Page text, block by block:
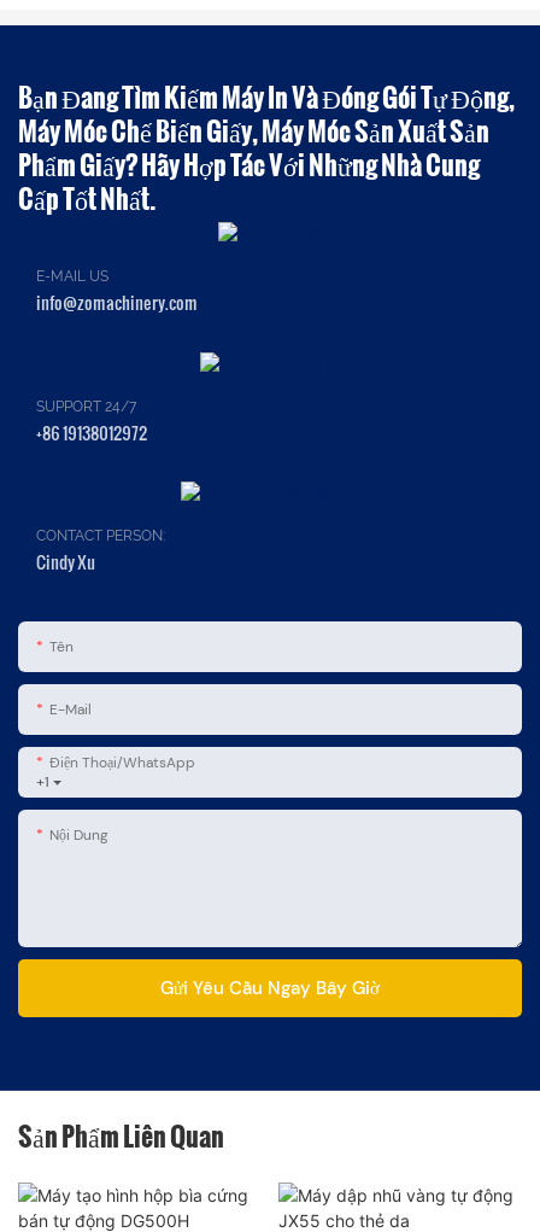
Bạn Đang Tìm Kiếm Máy In Và Đóng Gói Tự Động,
Máy Móc Chế Biến Giấy, Máy Móc Sản Xuất Sản
Phẩm Giấy? Hãy Hợp Tác Với Những Nhà Cung
Cấp Tốt Nhất.
E-MAIL US
info@zomachinery.com
SUPPORT 24/7
+86 19138012972
CONTACT PERSON:
Cindy Xu
Tên
E-Mail
+1
Điện Thoại/WhatsApp
Nội Dung
Gửi Yêu Cầu Ngay Bây Giờ
Sản Phẩm Liên Quan